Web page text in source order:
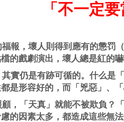
「不一定要
報，壞人則得到應有的懲罚
的戲劇演出，壞人總是紅的
實仍是有跡可循的。什么是
是形容好的，而「兇惡」、
，「天真」就能不被欺負？
的因素太多，都造成這些無